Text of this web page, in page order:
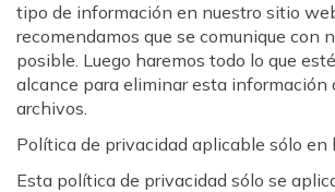
tipo de información en nuestro sitio
recomendamos que se comunique con
posible. Luego haremos todo lo que
alcance para eliminar esta información
archivos.
Política de privacidad aplicable sólo en
Esta política de privacidad sólo se